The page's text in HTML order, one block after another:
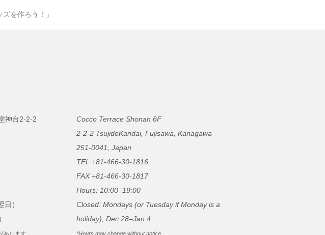
を作ろう！」
神台2-2-2
）
ります。
Cocco Terrace Shonan 6F
2-2-2 TsujidoKandai, Fujisawa, Kanagawa
251-0041, Japan
TEL +81-466-30-1816
FAX +81-466-30-1817
Hours: 10:00–19:00
Closed: Mondays (or Tuesday if Monday is a
holiday), Dec 28–Jan 4
*Hours may change without notice.